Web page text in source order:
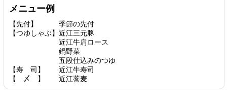
メニュー例
【先付】 季節の先付
【つゆしゃぶ】近江三元豚
近江牛肩ロース
鍋野菜
五段仕込みのつゆ
【寿 司】 近江牛寿司
【 〆 】 近江蕎麦